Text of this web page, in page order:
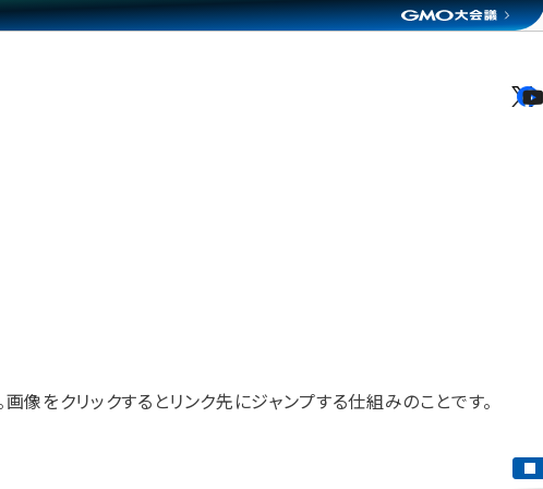
像をクリックするとリンク先にジャンプする仕組みのことです。